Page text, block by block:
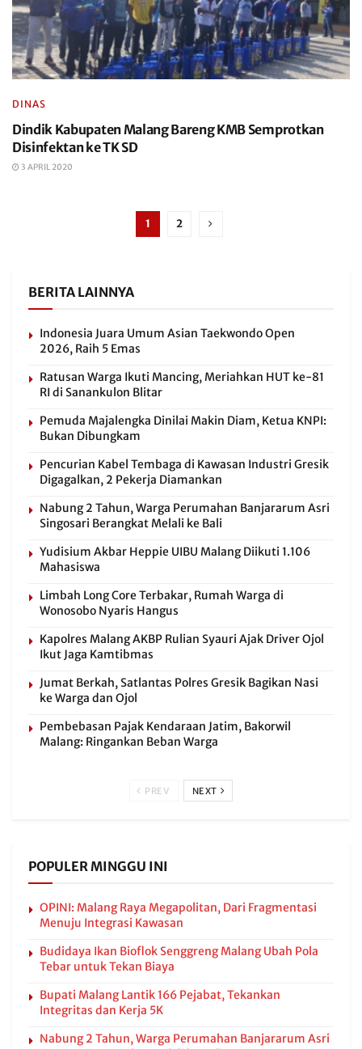
DINAS
Dindik Kabupaten Malang Bareng KMB Semprotkan
Disinfektan ke TK SD
3 APRIL 2020
1 2
BERITA LAINNYA
Indonesia Juara Umum Asian Taekwondo Open
2026, Raih 5 Emas
Ratusan Warga Ikuti Mancing, Meriahkan HUT ke-81
RI di Sanankulon Blitar
Pemuda Majalengka Dinilai Makin Diam, Ketua KNPI:
Bukan Dibungkam
Pencurian Kabel Tembaga di Kawasan Industri Gresik
Digagalkan, 2 Pekerja Diamankan
Nabung 2 Tahun, Warga Perumahan Banjararum Asri
Singosari Berangkat Melali ke Bali
Yudisium Akbar Heppie UIBU Malang Diikuti 1.106
Mahasiswa
Limbah Long Core Terbakar, Rumah Warga di
Wonosobo Nyaris Hangus
Kapolres Malang AKBP Rulian Syauri Ajak Driver Ojol
Ikut Jaga Kamtibmas
Jumat Berkah, Satlantas Polres Gresik Bagikan Nasi
ke Warga dan Ojol
Pembebasan Pajak Kendaraan Jatim, Bakorwil
Malang: Ringankan Beban Warga
PREV NEXT
POPULER MINGGU INI
OPINI: Malang Raya Megapolitan, Dari Fragmentasi
Menuju Integrasi Kawasan
Budidaya Ikan Bioflok Senggreng Malang Ubah Pola
Tebar untuk Tekan Biaya
Bupati Malang Lantik 166 Pejabat, Tekankan
Integritas dan Kerja 5K
Nabung 2 Tahun, Warga Perumahan Banjararum Asri